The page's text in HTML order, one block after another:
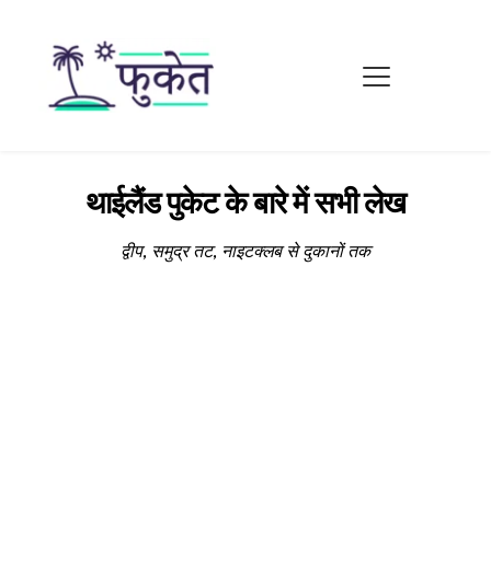
थाईलैंड पुकेट के बारे में सभी लेख
द्वीप, समुद्र तट, नाइटक्लब से दुकानों तक